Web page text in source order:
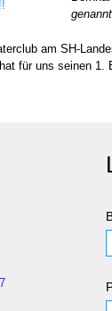
am SH-
für uns seinen 1.